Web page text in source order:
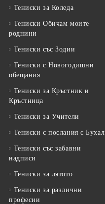
Тениски за Коледа
Тениски Обичам моите
роднини
Тениски със Зодии
Тениски с Новогодишни
обещания
Тениски за Кръстник и
Кръстница
Тениски за Учители
Тениски с послания с Бухал
Тениски със забавни
надписи
Тениски за лятото
Тениски за различни
професии